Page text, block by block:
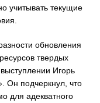
учитывать текущие
обновления
твердых
Игорь
Он подчеркнул, что
для адекватного